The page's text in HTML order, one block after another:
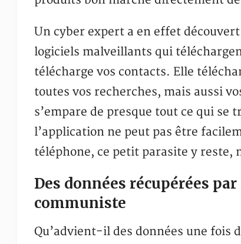
Un cyber expert a en effet
logiciels malveillants qui
télécharge vos contacts. Elle
toutes vos recherches, mais aussi
s’empare de presque tout ce qui se
l’application ne peut pas être
téléphone, ce petit parasite y reste,
Des données récupérées
communiste
Qu’advient-il des données une fois